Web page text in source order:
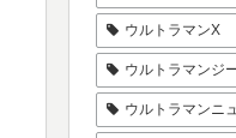
ウルトラマンX
ウルトラマンジ
ウルトラマンニ